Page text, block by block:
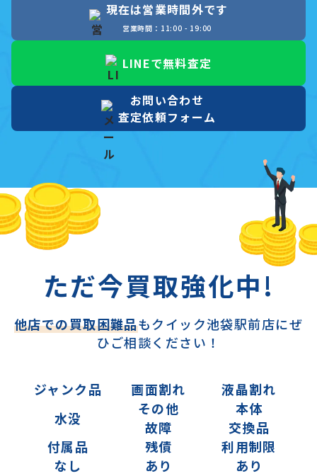
現在は営業時間外です
営業時間：11:00 - 19:00
LINEで無料査定
お問い合わせ
査定依頼フォーム
ただ今買取強化中!
他店での買取困難品もクイック池袋駅前店にぜ
ひご相談ください！
ジャンク品 画面割れ
液晶割れ
水没
その他
故障
本体
交換品
付属品
なし
残債
あり
利用制限
あり